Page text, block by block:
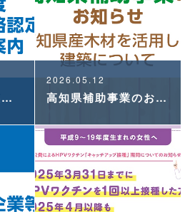
令和８年度 管理美容師資格認定講習会のご案内
2026.05.12
高知県補助事業のお知らせ